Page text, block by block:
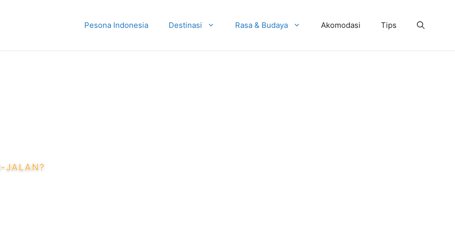
Pesona Indonesia Destinasi Rasa & Budaya Akomodasi Tips
JALAN?